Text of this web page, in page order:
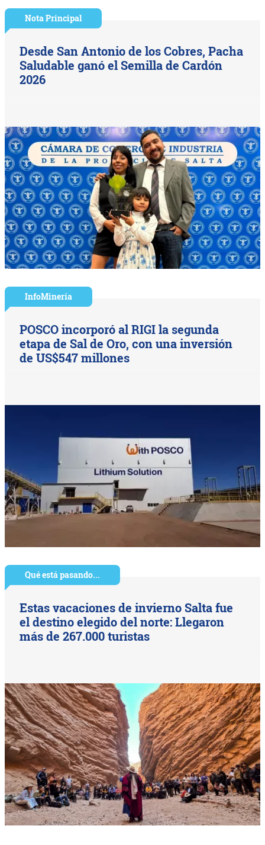
Nota Principal
Desde San Antonio de los Cobres, Pacha
Saludable ganó el Semilla de Cardón
2026
InfoMinería
POSCO incorporó al RIGI la segunda
etapa de Sal de Oro, con una inversión
de US$547 millones
Qué está pasando...
Estas vacaciones de invierno Salta fue
el destino elegido del norte: Llegaron
más de 267.000 turistas